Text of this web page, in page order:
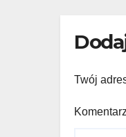
Twój
Komentarz